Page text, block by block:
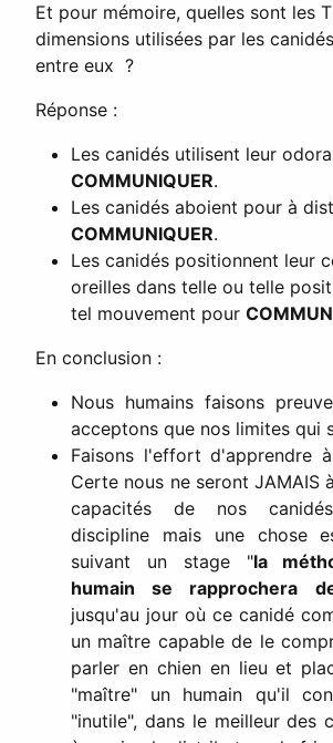
Et pour mémoire, quelles sont les
dimensions utilisées par les
entre eux ?
Réponse :
Les canidés utilisent leur
COMMUNIQUER.
Les canidés aboient pour à
COMMUNIQUER.
Les canidés positionnent leur
oreilles dans telle ou telle
tel mouvement pour
En conclusion :
Nous humains faisons
acceptons que nos limites qui
Faisons l'effort d'apprendre
Certe nous ne seront JAMAIS
capacités de nos
discipline mais une chose
suivant un stage "la
humain se rapprochera
jusqu'au jour où ce canidé
un maître capable de le
parler en chien en lieu et
"maître" un humain qu'il
"inutile", dans le meilleur des